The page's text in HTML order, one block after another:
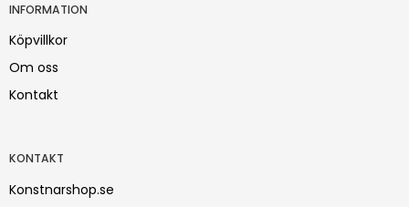
INFORMATION
Köpvillkor
Om oss
Kontakt
KONTAKT
Konstnarshop.se